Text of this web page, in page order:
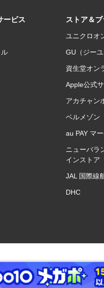
ービス ストア＆
ユニクロオ
GU（ジーユ
資生堂オン
Apple公式
アカチャン
ベルメゾン
au PAY マ
ニューバラ
インストア
JAL 国際線
DHC